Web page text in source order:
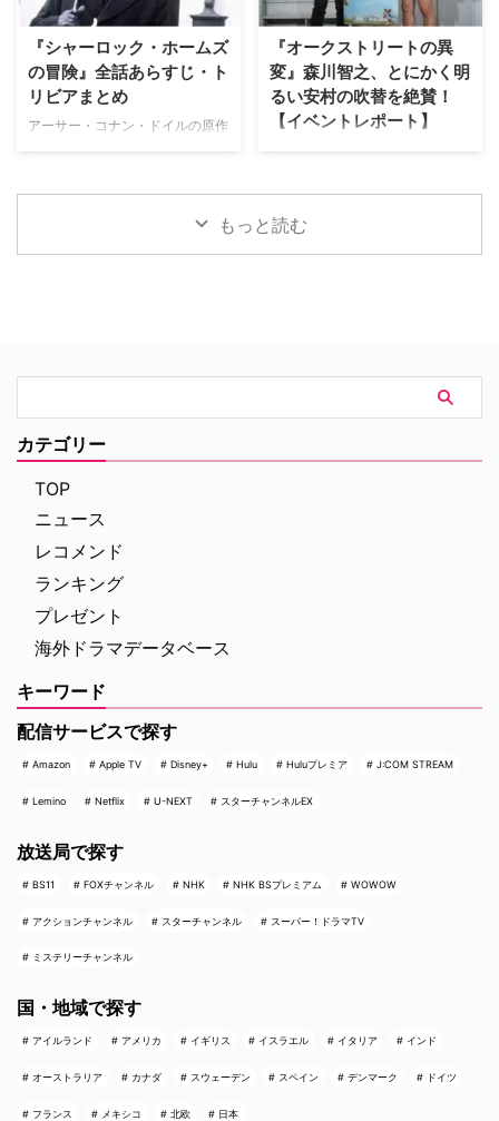
そして本作に込められた意味につ
記憶をなくした世界で描かれる、
ピーターの「人間ドラマ」 ――
前作『スパイダーマン：ノー・ウ
ェイ・ホーム』ではドクター・ス
ター・パーカーに関する記憶が消
鑑賞した人向けに、気になるキャ
本記事には『スパイダーマン：ブ
ランド・ニュー・デイ』のネタバ
レが含まれます。 アベンジャー
ズでおなじみバナー博士が登場！
み、天才物理化学者のブルース・
『シャーロック・ホームズ
の冒険』全話あらすじ・ト
リビアまとめ
アーサー・コナン・ドイルの原作
年まで放送された名作ドラマ『シ
のうち、ドラマ化された全41話
の原作の発表・収録と大きく順番
が異なる本作。そうしたシャッフ
ルに加えて、あらすじや見どこ
ろ、キャストの経歴（その後 …
『オークストリートの異
変』森川智之、とにかく明
るい安村の吹替を絶賛！
【イベントレポート】
J.J.エイブラムス製作の最新作映
8月14日（金）より日米同時公開
される。本作の公開を記念し、7
月29日（水）にパシフィコ横浜
「ヨコハマ恐竜展2026」内にて
いやアフレコ裏話をたっぷりと語
った熱気あふれるイベントの模様
ラノサウルスの前で恐竜トーク
もっと読む
カテゴリー
TOP
ニュース
レコメンド
ランキング
プレゼント
海外ドラマデータベース
キーワード
配信サービスで探す
Amazon Apple TV Disney+ Hulu Huluプレミア J:COM STREAM
Lemino Netflix U-NEXT スターチャンネルEX
放送局で探す
BS11 FOXチャンネル NHK NHK BSプレミアム WOWOW
アクションチャンネル スターチャンネル スーパー！ドラマTV
ミステリーチャンネル
国・地域で探す
アイルランド アメリカ イギリス イスラエル イタリア インド
オーストラリア カナダ スウェーデン スペイン デンマーク ドイツ
フランス メキシコ 北欧 日本